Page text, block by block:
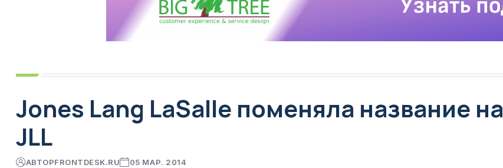
Jones Lang LaSalle поменяла название на
JLL
АВТОРFRONTDESK.RU 05 МАР. 2014